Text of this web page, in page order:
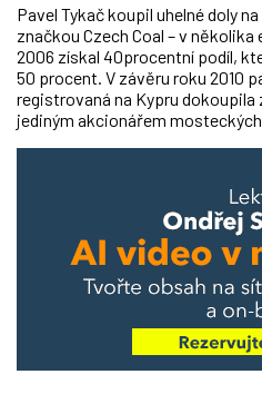
Pavel Tykač koupil uhelné doly
značkou Czech Coal – v
2006 získal 40procentní podíl,
50 procent. V závěru roku 2010
registrovaná na Kypru dokoupila
jediným akcionářem mosteckých